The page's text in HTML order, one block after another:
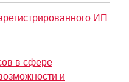
ИП
в сфере
и